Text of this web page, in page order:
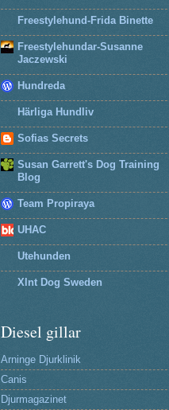
Freestylehund-Frida Binette
Freestylehundar-Susanne
Jaczewski
Hundreda
Härliga Hundliv
Sofias Secrets
Susan Garrett's Dog Training
Blog
Team Propiraya
UHAC
Utehunden
Xlnt Dog Sweden
Diesel gillar
Arninge Djurklinik
Canis
Djurmagazinet